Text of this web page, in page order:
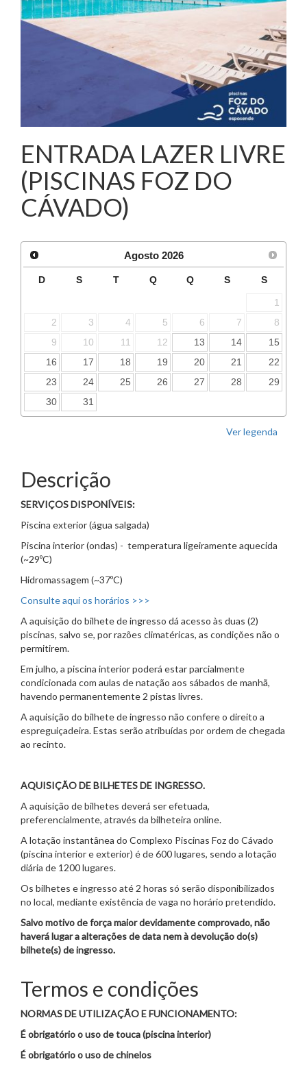
ENTRADA LAZER LIVRE
(PISCINAS FOZ DO
CÁVADO)
Agosto 2026
D S T Q Q S S
1
2
3 4 5 6 7
8
9
10 11 12 13 14
15
16
17 18 19 20 21
22
23
24 25 26 27 28
29
30
31
Ver legenda
Descrição
SERVIÇOS DISPONÍVEIS:
Piscina exterior (água salgada)
Piscina interior (ondas) - temperatura ligeiramente aquecida
(~29ºC)
Hidromassagem (~37ºC)
Consulte aqui os horários >>>
A aquisição do bilhete de ingresso dá acesso às duas (2)
piscinas, salvo se, por razões climatéricas, as condições não o
permitirem.
Em julho, a piscina interior poderá estar parcialmente
condicionada com aulas de natação aos sábados de manhã,
havendo permanentemente 2 pistas livres.
A aquisição do bilhete de ingresso não confere o direito a
espreguiçadeira. Estas serão atribuídas por ordem de chegada
ao recinto.
AQUISIÇÃO DE BILHETES DE INGRESSO.
A aquisição de bilhetes deverá ser efetuada,
preferencialmente, através da bilheteira online.
A lotação instantânea do Complexo Piscinas Foz do Cávado
(piscina interior e exterior) é de 600 lugares, sendo a lotação
diária de 1200 lugares.
Os bilhetes e ingresso até 2 horas só serão disponibilizados
no local, mediante existência de vaga no horário pretendido.
Salvo motivo de força maior devidamente comprovado, não
haverá lugar a alterações de data nem à devolução do(s)
bilhete(s) de ingresso.
Termos e condições
NORMAS DE UTILIZAÇÃO E FUNCIONAMENTO:
É obrigatório o uso de touca (piscina interior)
É obrigatório o uso de chinelos